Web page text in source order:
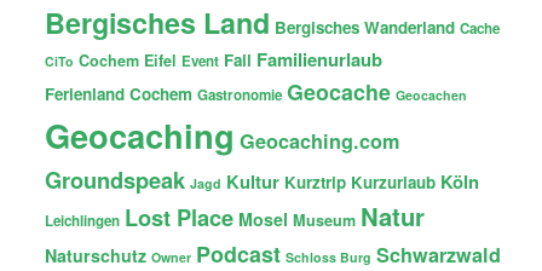
Bergisches Land Bergisches Wanderland Cache
CiTo Cochem Eifel Event Fail Familienurlaub
Ferienland Cochem Gastronomie Geocache Geocachen
Geocaching Geocaching.com
Groundspeak Jagd Kultur Kurztrip Kurzurlaub Köln
Leichlingen Lost Place Mosel Museum Natur
Naturschutz Owner Podcast Schloss Burg Schwarzwald